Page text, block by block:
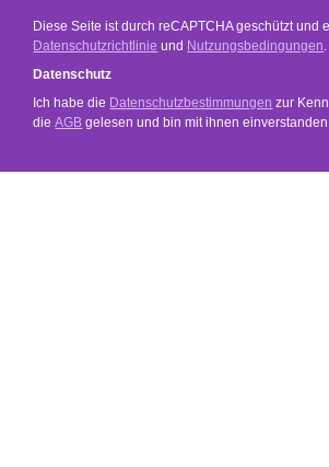
Diese Seite ist durch reCAPTCHA geschützt und
Datenschutzrichtlinie und Nutzungsbedingungen.
Datenschutz
Ich habe die Datenschutzbestimmungen zur
dieAGB gelesen und bin mit ihnen